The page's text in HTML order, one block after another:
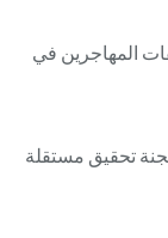
المهاجرين في
تحقيق مستقلة